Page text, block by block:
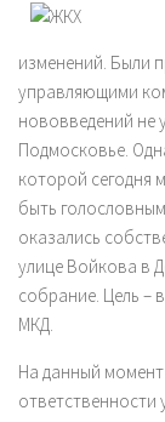
изменений. Были
управляющими
нововведений не
Подмосковье.
которой сегодня
быть
оказались
улице Войкова в
собрание. Цель
МКД.
На данный